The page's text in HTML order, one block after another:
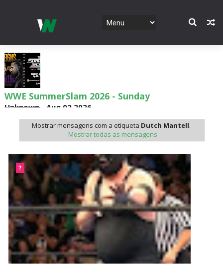
WWE SummerSlam 2026 - Sunday
Unknown- Aug 02 2026
Unknown -Aug 02 2026
Lucha Libre AAA: Verano De Escándalo 2026 -
Semana 2
Unknown -Aug 02 2026
Semana em Sexyness No.52
Mostrar mensagens com a etiqueta Dutch Mantell.
Mostrar todas as mensagens
?